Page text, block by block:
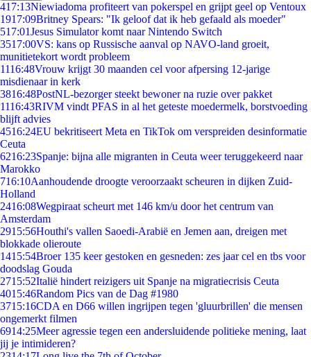
417:13Niewiadoma profiteert van pokerspel en grijpt geel op Ventoux
1917:09Britney Spears: "Ik geloof dat ik heb gefaald als moeder"
517:01Jesus Simulator komt naar Nintendo Switch
3517:00VS: kans op Russische aanval op NAVO-land groeit,
munitietekort wordt probleem
1116:48Vrouw krijgt 30 maanden cel voor afpersing 12-jarige
misdienaar in kerk
3816:48PostNL-bezorger steekt bewoner na ruzie over pakket
1116:43RIVM vindt PFAS in al het geteste moedermelk, borstvoeding
blijft advies
4516:24EU bekritiseert Meta en TikTok om verspreiden desinformatie
Ceuta
6216:23Spanje: bijna alle migranten in Ceuta weer teruggekeerd naar
Marokko
716:10Aanhoudende droogte veroorzaakt scheuren in dijken Zuid-
Holland
2416:08Wegpiraat scheurt met 146 km/u door het centrum van
Amsterdam
2915:56Houthi's vallen Saoedi-Arabië en Jemen aan, dreigen met
blokkade olieroute
1415:54Broer 135 keer gestoken en gesneden: zes jaar cel en tbs voor
doodslag Gouda
2715:52Italië hindert reizigers uit Spanje na migratiecrisis Ceuta
4015:46Random Pics van de Dag #1980
3715:16CDA en D66 willen ingrijpen tegen 'gluurbrillen' die mensen
ongemerkt filmen
6914:25Meer agressie tegen een andersluidende politieke mening, laat
jij je intimideren?